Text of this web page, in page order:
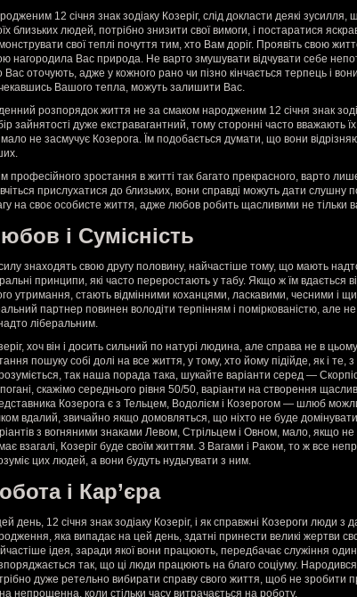
12 січня знак зодіаку Козеріг, слід докласти деякі зусилля,
близьких людей, потрібно знизити свої вимоги, і постаратися
свої теплі почуття тим, хто Вам доріг. Проявіть свою
нагородила Вас природа. Не варто змушувати відчувати себе
Вас оточують, адже у кожного рано чи пізно кінчається терпець і
Вашого тепла, можуть залишити Вас.
розпорядок життя не за смаком народженим 12 січня знак
зайнятості дуже екстравагантний, тому сторонні часто вважають
не засмучує Козерога. Їм подобається думати, що вони
професійного зростання в житті так багато прекрасного, варто
прислухатися до близьких, вони справді можуть дати слушну
на своє особисте життя, адже любов робить щасливими не тільки
і Сумісність
знаходять свою другу половину, найчастіше тому, що мають
принципи, які часто переростають у табу. Якщо ж їм вдається
утримання, стають відмінними коханцями, ласкавими, чесними і
партнер повинен володіти терпінням і поміркованістю, але
ліберальним.
хоч він і досить сильний по натурі людина, але справа не в
пошуку собі долі на все життя, у тому, хто йому підійде, як і те,
так наша порада така, шукайте варіанти серед —
скажімо середнього рівня 50/50, варіанти на створення
Козерога є з Тельцем, Водолієм і Козерогом — шлюб
вдалий, звичайно якщо домовляться, що ніхто не буде домінувати
з вогняними знаками Левом, Стрільцем і Овном, мало, якщо
взагалі, Козеріг буде своїм життям. З Вагами і Раком, то ж все
цих людей, а вони будуть нудьгувати з ним.
і Кар’єра
день, 12 січня знак зодіаку Козеріг, і як справжні Козероги люди з
яка випадає на цей день, здатні принести великі жертви
ідея, заради якої вони працюють, передбачає служіння
так, що ці люди працюють на благо соціуму. Народився
дуже ретельно вибирати справу свого життя, щоб не зробити
непрощенна, коли стільки часу витрачається на роботу.